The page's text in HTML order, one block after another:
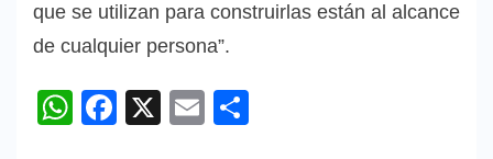
que se utilizan para construirlas están al alcance
de cualquier persona”.
WhatsApp
Facebook
X Email